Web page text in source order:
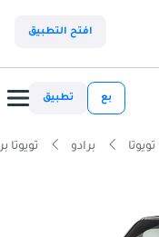
افتح التطبيق
بع تطبيق
تويوتا برادو تويوتا